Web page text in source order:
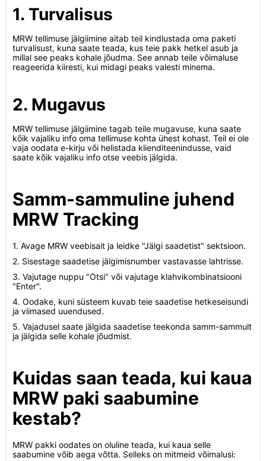
1. Turvalisus
MRW tellimuse jälgiimine aitab teil kindlustada oma paketi
turvalisust, kuna saate teada, kus teie pakk hetkel asub ja
millal see peaks kohale jõudma. See annab teile võimaluse
reageerida kiiresti, kui midagi peaks valesti minema.
2. Mugavus
MRW tellimuse jälgiimine tagab teile mugavuse, kuna saate
kõik vajaliku info oma tellimuse kohta ühest kohast. Teil ei ole
vaja oodata e-kirju või helistada klienditeenindusse, vaid
saate kõik vajaliku info otse veebis jälgida.
Samm-sammuline juhend
MRW Tracking
1. Avage MRW veebisait ja leidke "Jälgi saadetist" sektsioon.
2. Sisestage saadetise jälgimisnumber vastavasse lahtrisse.
3. Vajutage nuppu "Otsi" või vajutage klahvikombinatsiooni
"Enter".
4. Oodake, kuni süsteem kuvab teie saadetise hetkeseisundi
ja viimased uuendused.
5. Vajadusel saate jälgida saadetise teekonda samm-sammult
ja jälgida selle kohale jõudmist.
Kuidas saan teada, kui kaua
MRW paki saabumine
kestab?
MRW pakki oodates on oluline teada, kui kaua selle
saabumine võib aega võtta. Selleks on mitmeid võimalusi: